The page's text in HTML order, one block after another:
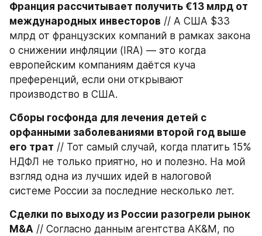
Франция рассчитывает получить €13 млрд от
международных инвесторов // А США $33
млрд от французских компаний в рамках закона
о снижении инфляции (IRA) — это когда
европейским компаниям даётся куча
преференций, если они открывают
производство в США.
Сборы госфонда для лечения детей с
орфанными заболеваниями второй год выше
его трат // Тот самый случай, когда платить 15%
НДФЛ не только приятно, но и полезно. На мой
взгляд одна из лучших идей в налоговой
системе России за последние несколько лет.
Сделки по выходу из России разогрели рынок
M&A // Согласно данным агентства АК&М, по